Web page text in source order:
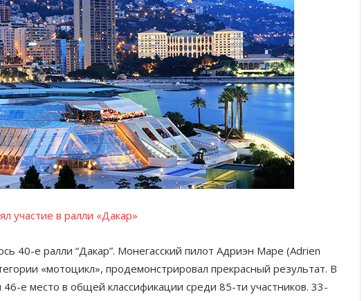
участие в ралли «Дакар»
40-е ралли “Дакар”. Монегасский пилот Адриэн Маре (Adrien
«мотоцикл», продемонстрировал прекрасный результат. В
е место в общей классификации среди 85-ти участников. 33-